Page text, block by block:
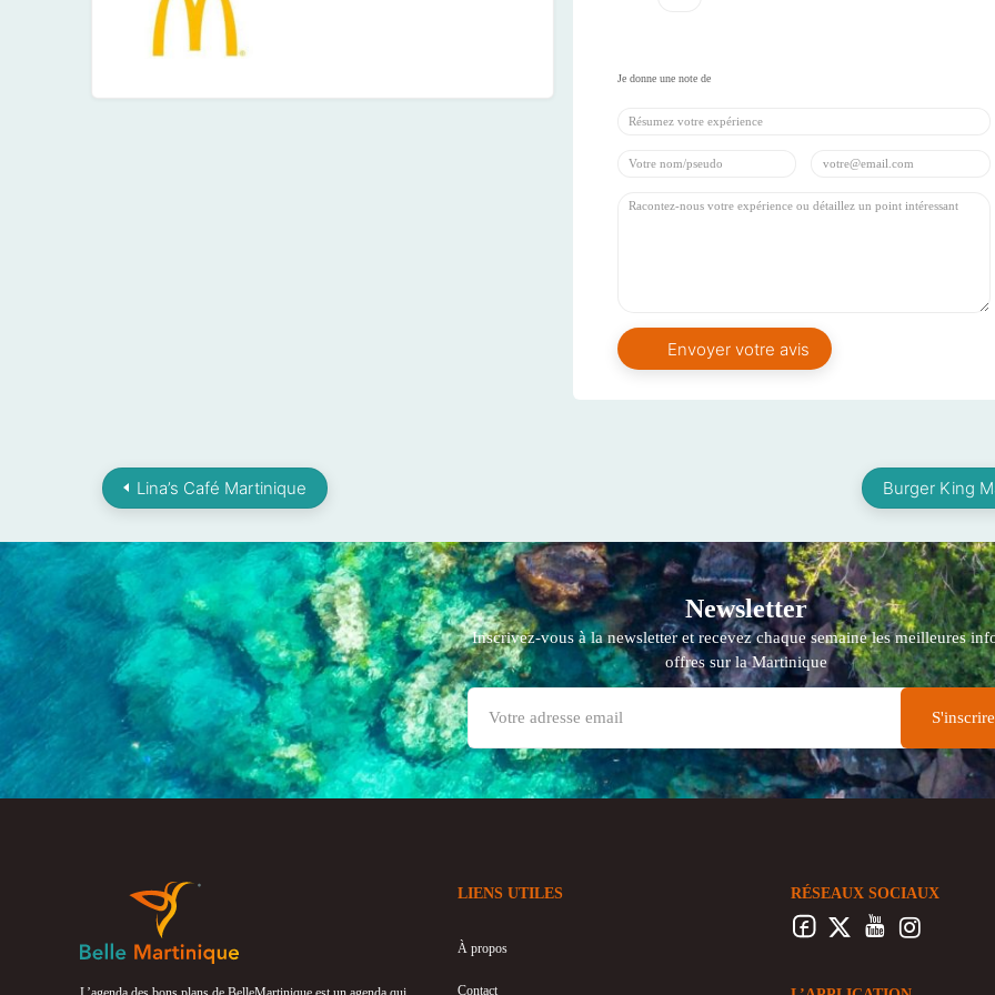
Lina’s Café Martinique Burger King
Newsletter
Inscrivez-vous à la newsletter et recevez chaque semaine les meilleures
offres sur la Martinique
LIENS UTILES
À propos
Contact
RÉSEAUX SOCIAUX